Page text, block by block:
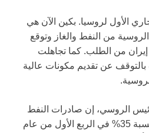
الأول لروسيا. بكين الآن هي
من النفط والغاز وتوقع
من الطلب. كما تجاهلت
عن تقديم مكونات عالية
الروسي، إن صادرات النفط
الروسية إلى الصين نمت بنسبة 35% في الربع الأول من عام